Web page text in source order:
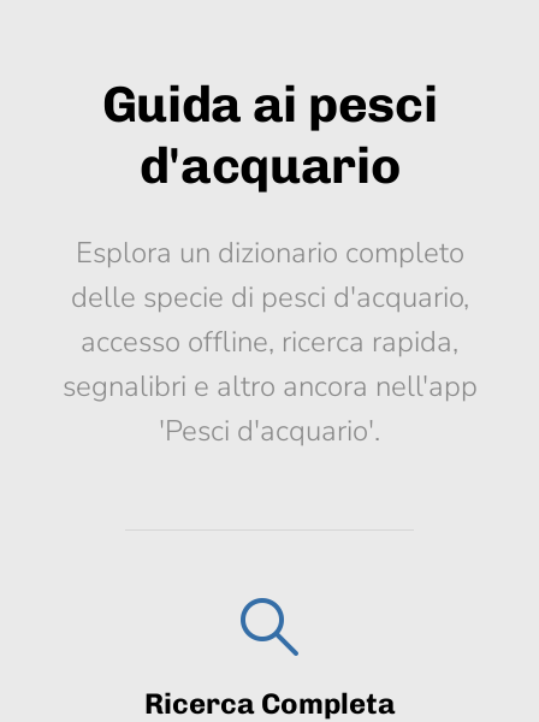
Guida ai pesci
d'acquario
Esplora un dizionario completo
delle specie di pesci d'acquario,
accesso offline, ricerca rapida,
segnalibri e altro ancora nell'app
'Pesci d'acquario'.
Ricerca Completa